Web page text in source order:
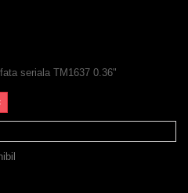
seriala TM1637 0.36"